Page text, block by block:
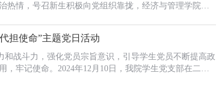
热情，号召新生积极向党组织靠拢，经济与管理学院于
样才能够加入中国共产党”等内容开展...
担使命”主题党日活动
战斗力，强化党员宗旨意识，引导学生党员不断提高政
，牢记使命。2024年12月10日，我院学生党支部在二教